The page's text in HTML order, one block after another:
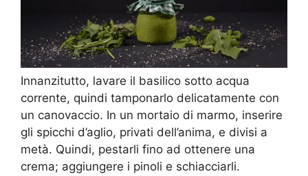
Innanzitutto, lavare il basilico sotto acqua
corrente, quindi tamponarlo delicatamente con
un canovaccio. In un mortaio di marmo, inserire
gli spicchi d’aglio, privati dell’anima, e divisi a
metà. Quindi, pestarli fino ad ottenere una
crema; aggiungere i pinoli e schiacciarli.